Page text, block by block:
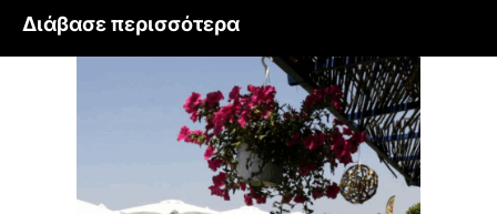
Διάβασε περισσότερα